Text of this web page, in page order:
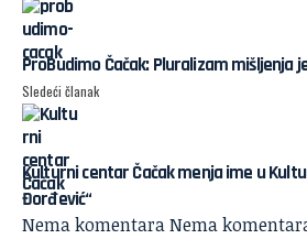
ProBudimo Čačak: Pluralizam
Sledeći članak
Kulturni centar Čačak menja ime u
Đorđević“
Nema komentaraNema